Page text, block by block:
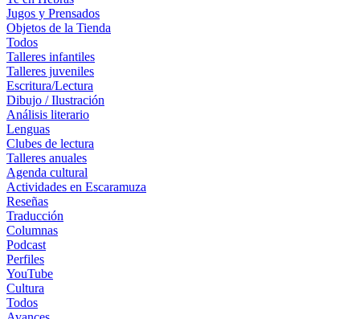
Jugos y Prensados
Objetos de la Tienda
Todos
Talleres infantiles
Talleres juveniles
Escritura/Lectura
Dibujo / Ilustración
Análisis literario
Lenguas
Clubes de lectura
Talleres anuales
Agenda cultural
Actividades en Escaramuza
Reseñas
Traducción
Columnas
Podcast
Perfiles
YouTube
Cultura
Todos